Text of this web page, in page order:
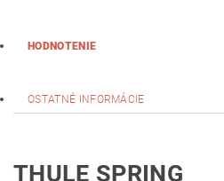
HODNOTENIE
OSTATNÉ INFORMÁCIE
THULE SPRING